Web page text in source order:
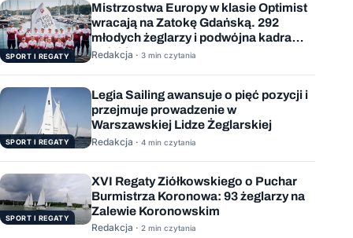
SPORT I REGATY
Mistrzostwa Europy w klasie Optimist
wracają na Zatokę Gdańską. 292
młodych żeglarzy i podwójna kadra
Polski
Redakcja · 3 min czytania
SPORT I REGATY
Legia Sailing awansuje o pięć pozycji i
przejmuje prowadzenie w
Warszawskiej Lidze Żeglarskiej
Redakcja · 4 min czytania
SPORT I REGATY
XVI Regaty Ziółkowskiego o Puchar
Burmistrza Koronowa: 93 żeglarzy na
Zalewie Koronowskim
Redakcja · 2 min czytania